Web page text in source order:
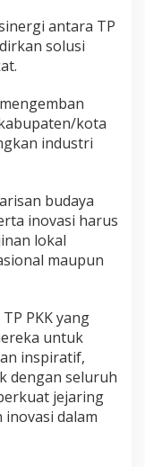
antara TP
solusi
kota
industri
budaya
inovasi harus
lokal
maupun
PKK yang
untuk
inspiratif,
dengan seluruh
jejaring
dalam